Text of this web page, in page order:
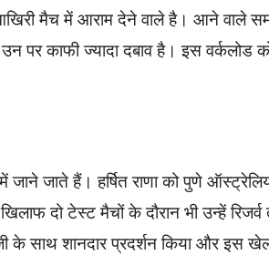
आखिरी मैच में आराम देने वाले है। आने वाले
काफी ज्यादा दबाव है। इस वर्कलोड
जाते हैं। हर्षित राणा को पुणे
दो टेस्ट मैचों के दौरान भी उन्हें
के साथ शानदार प्रदर्शन किया और इस